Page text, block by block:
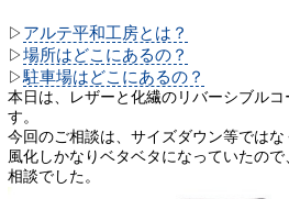
▷ アルテ平和工房とは？
▷ 場所はどこにあるの？
▷駐車場はどこにあるの？
本日は、レザーと化繊のリバーシブル
す。
今回のご相談は、サイズダウン等では
風化しかなりベタベタになっていたの
相談でした。